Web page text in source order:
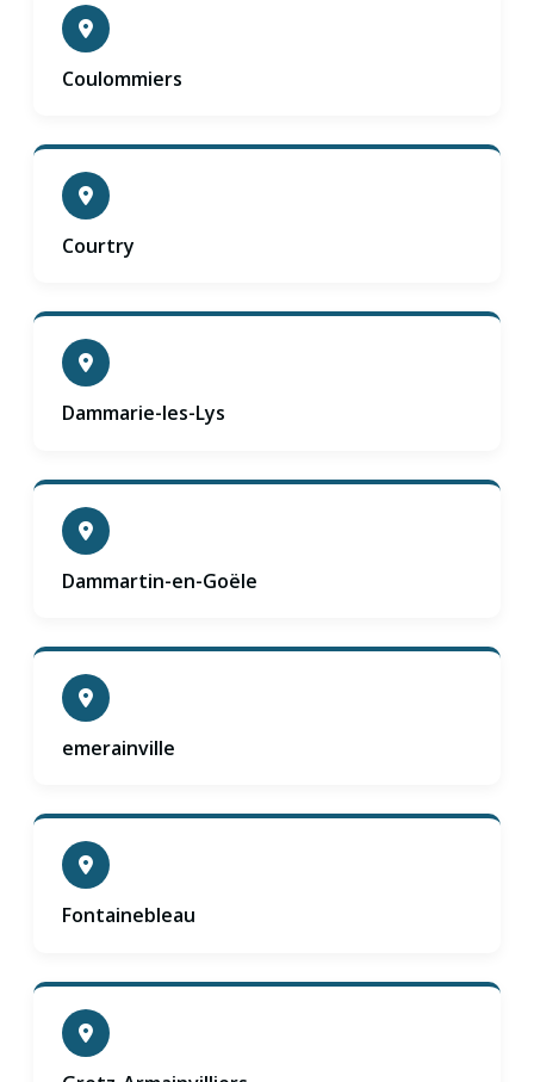
Coulommiers
Courtry
Dammarie-les-Lys
Dammartin-en-Goële
emerainville
Fontainebleau